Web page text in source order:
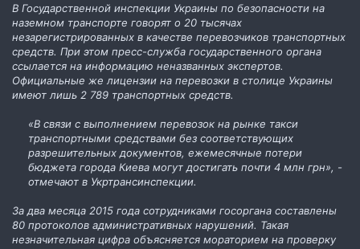
В Государственной инспекции Украины по безопасности на
наземном транспорте говорят о 20 тысячах
незарегистрированных в качестве перевозчиков транспортных
средств. При этом пресс-служба государственного органа
ссылается на информацию неназванных экспертов.
Официальные же лицензии на перевозки в столице Украины
имеют лишь 2 789 транспортных средств.
«В связи с выполнением перевозок на рынке такси
транспортными средствами без соответствующих
разрешительных документов, ежемесячные потери
бюджета города Киева могут достигать почти 4 млн грн», -
отмечают в Укртрансинспекции.
За два месяца 2015 года сотрудниками госоргана составлены
80 протоколов административных нарушений. Такая
незначительная цифра объясняется мораторием на проверку